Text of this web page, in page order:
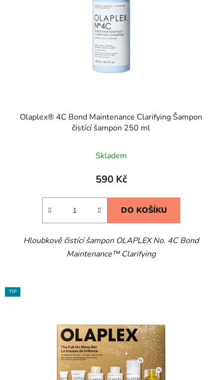
Olaplex® 4C Bond Maintenance Clarifying Šampon
čistící šampon 250 ml
Skladem
590 Kč
DO KOŠÍKU
Hloubkově čistící šampon OLAPLEX No. 4C Bond
Maintenance™ Clarifying
TIP